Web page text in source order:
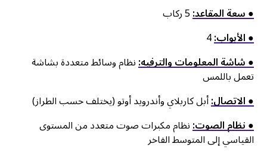
● سعة المقاعد:5 ركاب
● الأبواب:4
● شاشة المعلومات والترفيه:نظام وسائط متعددة بشاشة
تعمل باللمس
● الاتصال:أبل كاربلاي وأندرويد أوتو (يختلف حسب الطراز)
● نظام الصوت:نظام مكبرات صوت متعدد من المستوى
القياسي إلى المتوسط الفاخر